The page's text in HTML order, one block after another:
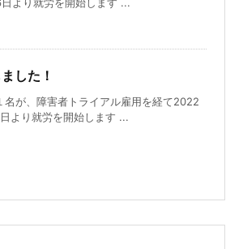
した！
名が、障害者トライアル雇用を経て2022
より就労を開始します ...